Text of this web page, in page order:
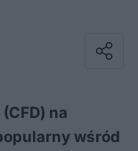
na
wśród